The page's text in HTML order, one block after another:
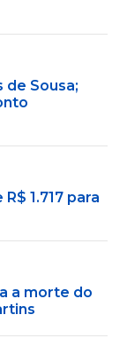
de Sousa;
1.717 para
a morte do